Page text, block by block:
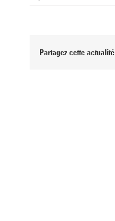
Partagez cette actualité